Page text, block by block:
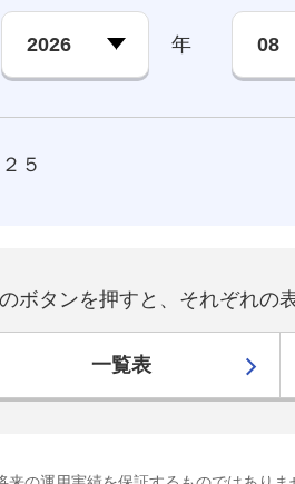
年
５
ボタンを押すと、それぞれの
一覧表